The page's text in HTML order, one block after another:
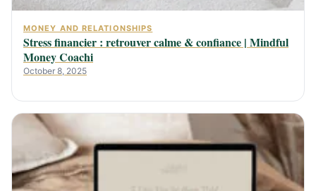
MONEY AND RELATIONSHIPS
Stress financier : retrouver calme & confiance | Mindful
Money Coachi
October 8, 2025